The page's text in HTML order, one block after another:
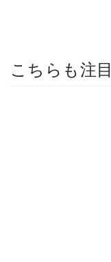
こちらも注目